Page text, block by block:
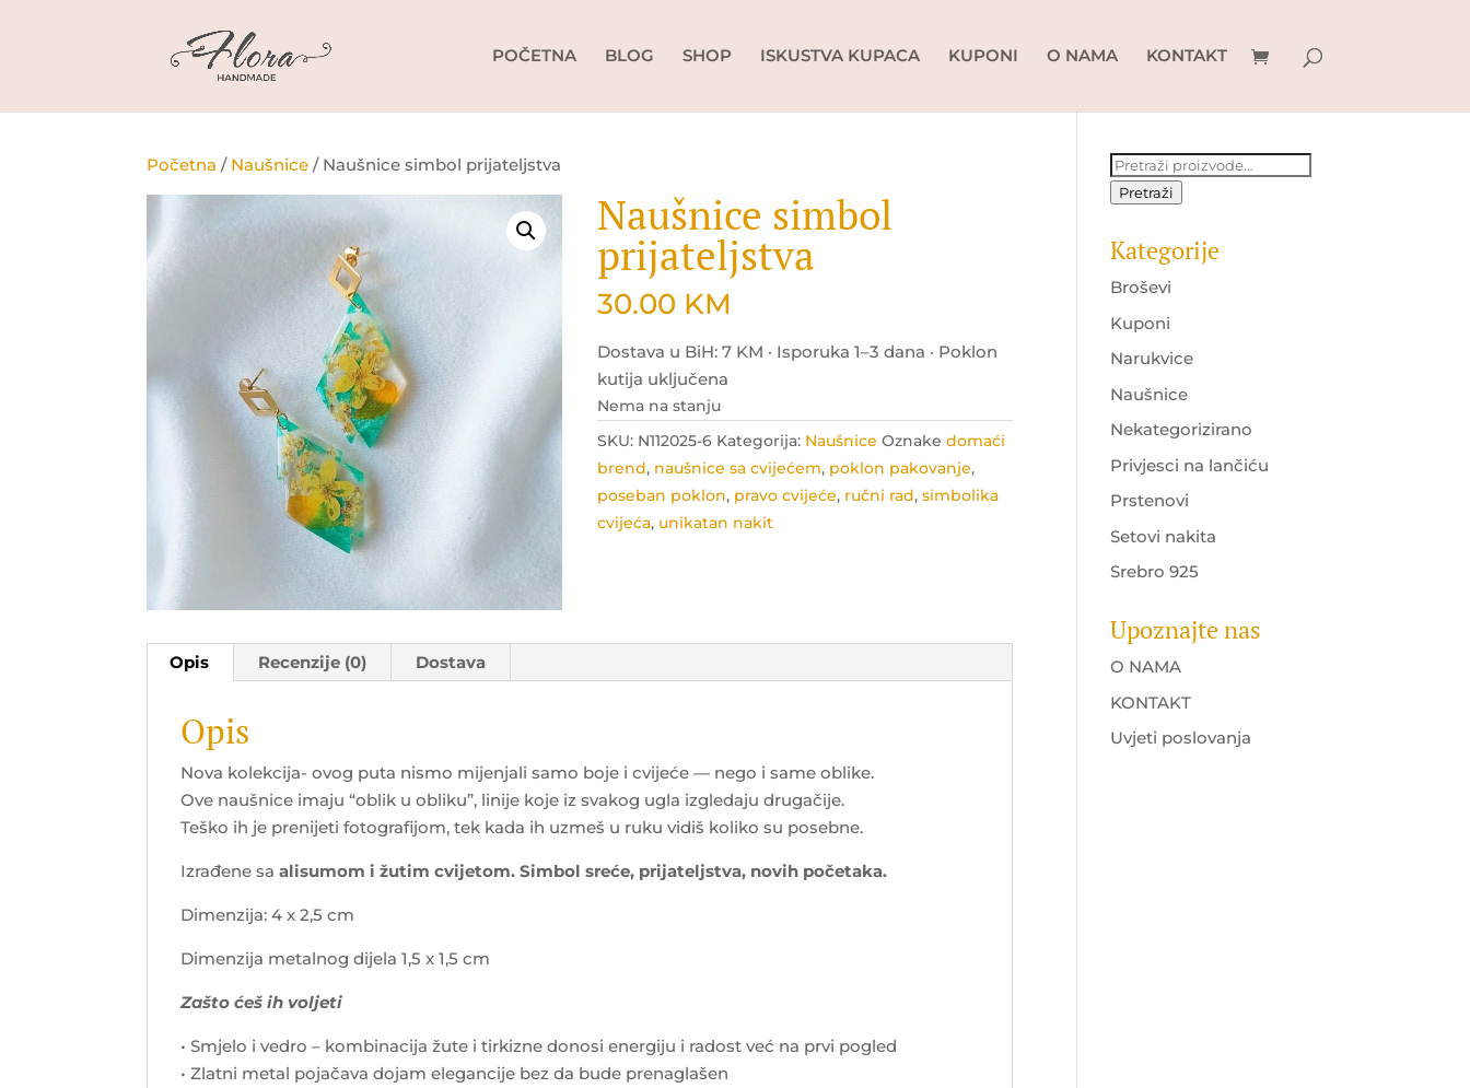
POČETNA BLOG SHOP ISKUSTVA KUPACA KUPONI O NAMA KONTAKT
Početna / Naušnice / Naušnice simbol prijateljstva
Naušnice simbol
prijateljstva
30.00 KM
Dostava u BiH: 7 KM · Isporuka 1–3 dana · Poklon
kutija uključena
Nema na stanju
SKU: N112025-6 Kategorija: Naušnice Oznakedomaći
brend, naušnice sa cvijećem, poklon pakovanje,
poseban poklon, pravo cvijeće, ručni rad,simbolika
cvijeća, unikatan nakit
Opis Recenzije (0) Dostava
Opis
Nova kolekcija- ovog puta nismo mijenjali samo boje i cvijeće — nego i same oblike.
Ove naušnice imaju “oblik u obliku”, linije koje iz svakog ugla izgledaju drugačije.
Teško ih je prenijeti fotografijom, tek kada ih uzmeš u ruku vidiš koliko su posebne.
Izrađene saalisumom i žutim cvijetom. Simbol sreće, prijateljstva, novih početaka.
Dimenzija: 4 x 2,5 cm
Dimenzija metalnog dijela 1,5 x 1,5 cm
Zašto ćeš ih voljeti
• Smjelo i vedro – kombinacija žute i tirkizne donosi energiju i radost već na prvi pogled
• Zlatni metal pojačava dojam elegancije bez da bude prenaglašen
Pretraži:
Pretraži
Kategorije
Broševi
Kuponi
Narukvice
Naušnice
Nekategorizirano
Privjesci na lančiću
Prstenovi
Setovi nakita
Srebro 925
Upoznajte nas
O NAMA
KONTAKT
Uvjeti poslovanja